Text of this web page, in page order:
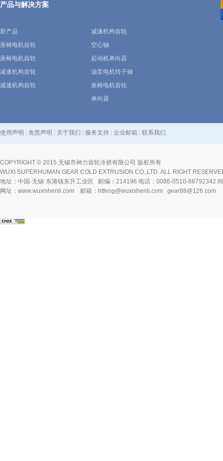
产品与解决方案
新产品
座椅电机齿轮
座椅电机齿轮
减速机构齿轮
减速机构齿轮
减速机构齿轮
空心轴
起动机单向器
油泵电机转子轴
座椅电机齿轮
单向器
使用声明 免责声明 关于我们 服务支持 企业邮箱 联系我们
COPYRIGHT © 2015 无锡市神力齿轮冷挤有限公司 版权所有
WUXI SUPERHUMAN GEAR COLD EXTRUSION CO.,LTD. ALL RIGHT
地址：中国·无锡·东港镇东升工业区 邮编：214196 电话：0086-0510-88792342
网址：www.wuxishenli.com 邮箱：htfeng@wuxishenli.com gear88@126.com